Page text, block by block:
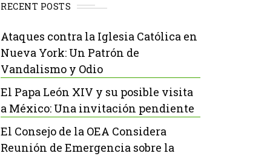
RECENT POSTS
Ataques contra la Iglesia Católica en
Nueva York: Un Patrón de
Vandalismo y Odio
El Papa León XIV y su posible visita
a México: Una invitación pendiente
El Consejo de la OEA Considera
Reunión de Emergencia sobre la